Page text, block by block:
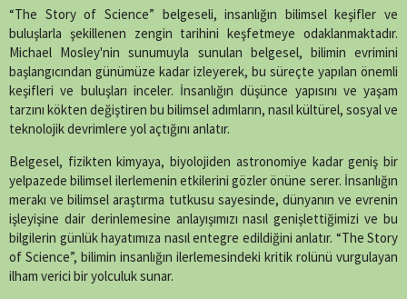
(Twitter)
FacebookWhatsAppTelegramSMS Email LinkedInPinterest
“The Story of Science” belgeseli, insanlığın bilimsel keşifler ve
buluşlarla şekillenen zengin tarihini keşfetmeye odaklanmaktadır.
Michael Mosley'nin sunumuyla sunulan belgesel, bilimin evrimini
başlangıcından günümüze kadar izleyerek, bu süreçte yapılan önemli
keşifleri ve buluşları inceler. İnsanlığın düşünce yapısını ve yaşam
tarzını kökten değiştiren bu bilimsel adımların, nasıl kültürel, sosyal ve
teknolojik devrimlere yol açtığını anlatır.
Belgesel, fizikten kimyaya, biyolojiden astronomiye kadar geniş bir
yelpazede bilimsel ilerlemenin etkilerini gözler önüne serer. İnsanlığın
merakı ve bilimsel araştırma tutkusu sayesinde, dünyanın ve evrenin
işleyişine dair derinlemesine anlayışımızı nasıl genişlettiğimizi ve bu
bilgilerin günlük hayatımıza nasıl entegre edildiğini anlatır. “The Story
of Science”, bilimin insanlığın ilerlemesindeki kritik rolünü vurgulayan
ilham verici bir yolculuk sunar.